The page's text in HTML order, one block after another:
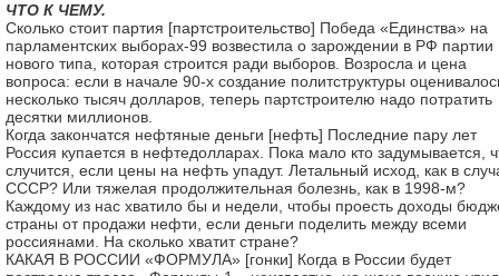
ЧТО К ЧЕМУ.
Сколько стоит партия [партстроительство] Победа «Единства» на
парламентских выборах-99 возвестила о зарождении в РФ партии
нового типа, которая строится ради выборов. Возросла и цена
вопроса: если в начале 90-х создание политструктуры
несколько тысяч долларов, теперь партстроителю надо потратить
десятки миллионов.
Когда закончатся нефтяные деньги [нефть] Последние пару лет
Россия купается в нефтедолларах. Пока мало кто задумывается,
случится, если цены на нефть упадут. Летальный исход, как в
СССР? Или тяжелая продолжительная болезнь, как в 1998-м?
Каждому из нас хватило бы и недели, чтобы проесть доходы
страны от продажи нефти, если деньги поделить между всеми
россиянами. На сколько хватит стране?
КАКАЯ В РОССИИ «ФОРМУЛА» [гонки] Когда в России будет